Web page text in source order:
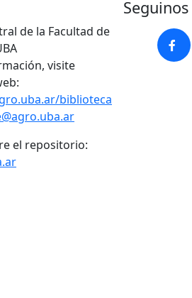
de la Facultad de
visite
biblioteca
el repositorio: